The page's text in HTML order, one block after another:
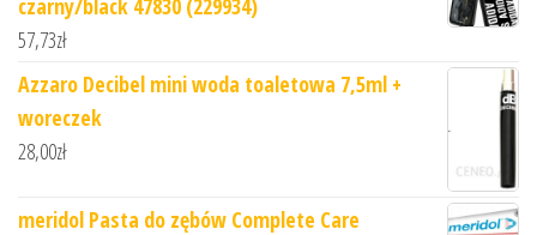
57,73zł
Azzaro Decibel mini woda toaletowa 7,5ml +
woreczek
28,00zł
meridol Pasta do zębów Complete Care